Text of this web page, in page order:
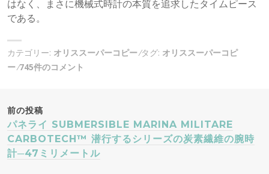
はなく、まさに機械式時計の本質を追求したタイムピース
である。
カテゴリー: オリススーパーコピー タグ: オリススーパーコピ
ー 745件のコメント
投
稿
前の投稿
パネライ SUBMERSIBLE MARINA MILITARE
CARBOTECH™ 潜行するシリーズの炭素繊維の腕時
計─47ミリメートル